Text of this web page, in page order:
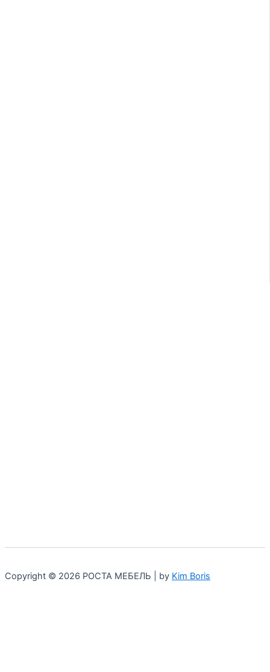
Copyright © 2026 РОСТА МЕБЕЛЬ | by Kim Boris